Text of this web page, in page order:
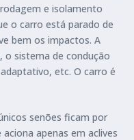
e isolamento
o carro está parado de
bem os impactos. A
o sistema de condução
etc. O carro é
senões ficam por
apenas em aclives